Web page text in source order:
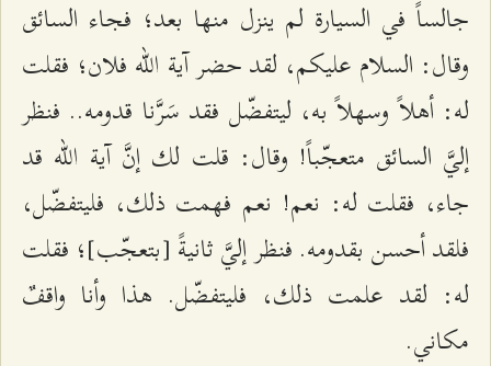
جالساً في السيارة لم ينزل منها بعد؛ فجاء السائق
وقال: السلام عليكم، لقد حضر آية الله فلان؛ فقلت
له: أهلاً وسهلاً به، ليتفضّل فقد سَرَّنا قدومه.. فنظر
إليَّ السائق متعجّباً! وقال: قلت لك إنَّ آية الله قد
جاء، فقلت له: نعم! نعم فهمت ذلك، فليتفضّل،
فلقد أحسن بقدومه. فنظر إليَّ ثانيةً [بتعجّب]؛ فقلت
له: لقد علمت ذلك، فليتفضّل. هذا وأنا واقفٌ
مكاني.